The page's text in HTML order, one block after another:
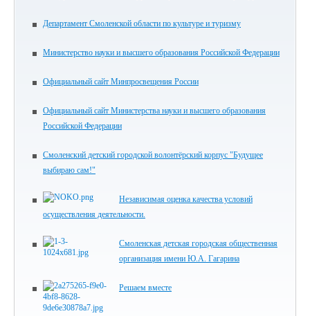
Департамент Смоленской области по культуре и туризму
Министерство науки и высшего образования Российской Федерации
Официальный сайт Минпросвещения России
Официальный сайт Министерства науки и высшего образования
Российской Федерации
Смоленский детский городской волонтёрский корпус "Будущее
выбираю сам!"
Независимая оценка качества условий
осуществления деятельности.
Смоленская детская городская общественная
организация имени Ю.А. Гагарина
Решаем вместе